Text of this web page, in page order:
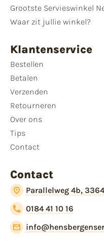
Grootste Servieswinkel
Waar zit jullie winkel?
Klantenservice
Bestellen
Betalen
Verzenden
Retourneren
Over ons
Tips
Contact
Contact
Parallelweg 4b,
0184 41 10 16